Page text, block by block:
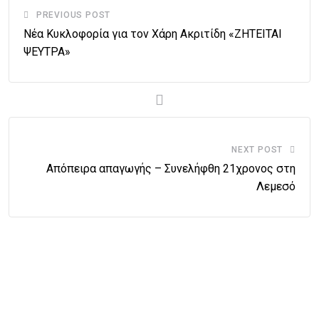
PREVIOUS POST
Νέα Κυκλοφορία για τον Χάρη Ακριτίδη «ΖΗΤΕΙΤΑΙ
ΨΕΥΤΡΑ»
NEXT POST
Απόπειρα απαγωγής – Συνελήφθη 21χρονος στη
Λεμεσό